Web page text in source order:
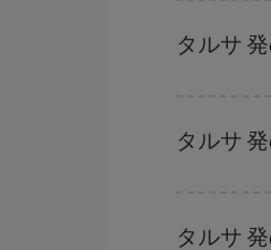
ーズンです
タルサ
に予約した
タルサ
早い時期での
タルサ